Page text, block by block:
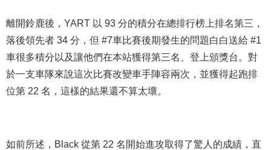
離開鈴鹿後，YART 以 93 分的積分在總排行榜上排名第三，
落後領先者 34 分，但 #7車比賽後期發生的問題白白送給 #1
車很多積分以及讓他們在本站獲得第三名、登上頒獎台。對
於一支車隊來說這次比賽改變車手陣容兩次，並獲得起跑排
位第 22 名，這樣的結果還不算太壞。
如前所述，Black 從第 22 名開始進攻取得了驚人的成績，直